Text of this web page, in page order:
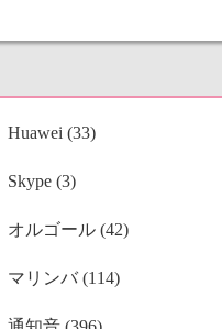
Huawei (33)
Skype (3)
オルゴール (42)
マリンバ (114)